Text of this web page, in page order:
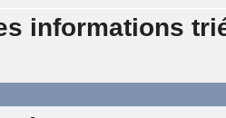
informations